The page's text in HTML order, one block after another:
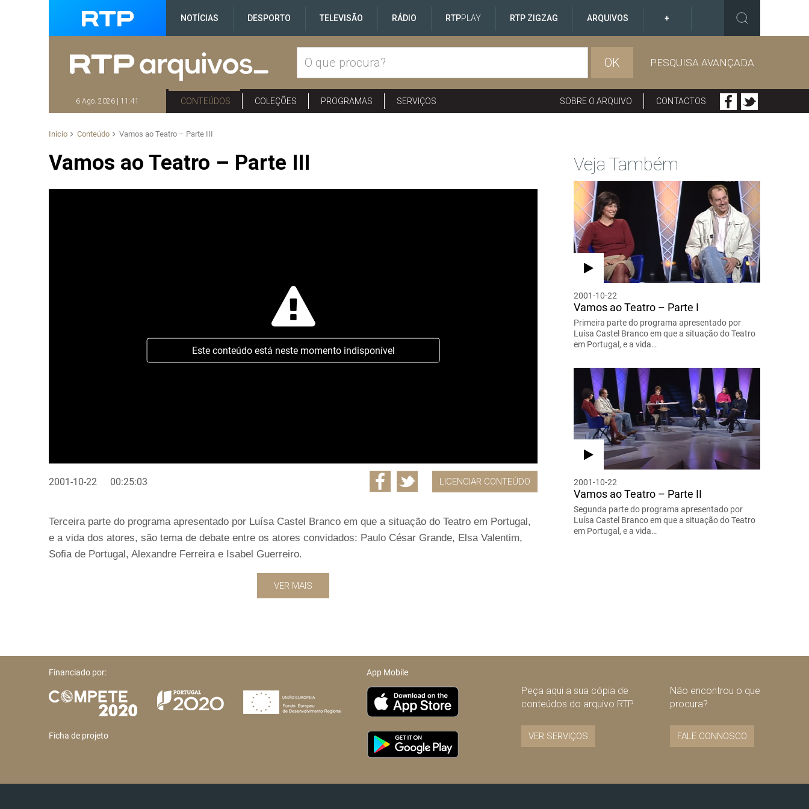
NOTÍCIAS DESPORTO TELEVISÃO RÁDIO RTPPLAY RTP ZIGZAG ARQUIVOS +
OK PESQUISA AVANÇADA
6 Ago. 2026 | 11:41 CONTEÚDOS COLEÇÕES PROGRAMAS SERVIÇOS SOBRE O ARQUIVO CONTACTOS
Início Conteúdo Vamos ao Teatro – Parte III
Vamos ao Teatro – Parte III
Este conteúdo está neste momento indisponível
2001-10-22 00:25:03 LICENCIAR CONTEÚDO
Terceira parte do programa apresentado por Luísa Castel Branco em que a situação do Teatro em Portugal,
e a vida dos atores, são tema de debate entre os atores convidados: Paulo César Grande, Elsa Valentim,
Sofia de Portugal, Alexandre Ferreira e Isabel Guerreiro.
VER MAIS
Veja Também
2001-10-22
Vamos ao Teatro – Parte I
Primeira parte do programa apresentado por
Luísa Castel Branco em que a situação do Teatro
em Portugal, e a vida…
2001-10-22
Vamos ao Teatro – Parte II
Segunda parte do programa apresentado por
Luísa Castel Branco em que a situação do Teatro
em Portugal, e a vida…
Financiado por:
Ficha de projeto
App Mobile
Peça aqui a sua cópia de
conteúdos do arquivo RTP
VER SERVIÇOS
Não encontrou o que
procura?
FALE CONNOSCO